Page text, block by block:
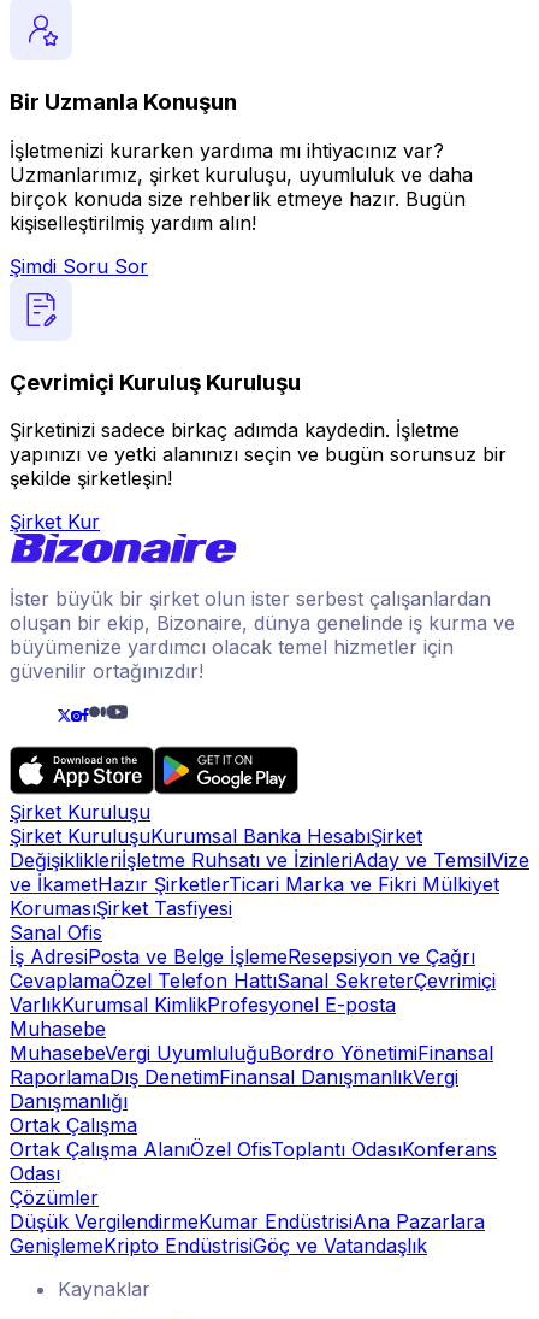
Bir Uzmanla Konuşun
İşletmenizi kurarken yardıma mı ihtiyacınız var?
Uzmanlarımız, şirket kuruluşu, uyumluluk ve daha
birçok konuda size rehberlik etmeye hazır. Bugün
kişiselleştirilmiş yardım alın!
Şimdi Soru Sor
Çevrimiçi Kuruluş Kuruluşu
Şirketinizi sadece birkaç adımda kaydedin. İşletme
yapınızı ve yetki alanınızı seçin ve bugün sorunsuz bir
şekilde şirketleşin!
Şirket Kur
İster büyük bir şirket olun ister serbest çalışanlardan
oluşan bir ekip, Bizonaire, dünya genelinde iş kurma ve
büyümenize yardımcı olacak temel hizmetler için
güvenilir ortağınızdır!
Şirket Kuruluşu
Şirket KuruluşuKurumsal Banka HesabıŞirket
Değişiklikleriİşletme Ruhsatı ve İzinleriAday ve TemsilVize
ve İkametHazır ŞirketlerTicari Marka ve Fikri Mülkiyet
KorumasıŞirket Tasfiyesi
Sanal Ofis
İş AdresiPosta ve Belge İşlemeResepsiyon ve Çağrı
CevaplamaÖzel Telefon HattıSanal SekreterÇevrimiçi
VarlıkKurumsal KimlikProfesyonel E-posta
Muhasebe
MuhasebeVergi UyumluluğuBordro YönetimiFinansal
RaporlamaDış DenetimFinansal DanışmanlıkVergi
Danışmanlığı
Ortak Çalışma
Ortak Çalışma AlanıÖzel OfisToplantı OdasıKonferans
Odası
Çözümler
Düşük VergilendirmeKumar EndüstrisiAna Pazarlara
GenişlemeKripto EndüstrisiGöç ve Vatandaşlık
Kaynaklar